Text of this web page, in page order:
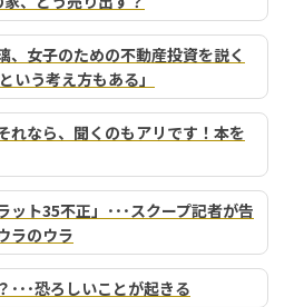
、女子のための不動産投資を説く
いう考え方もある」
れなら、聞くのもアリです！本を
ット35不正」･･･スクープ記者が告
ラのウラ
･･･恐ろしいことが起きる